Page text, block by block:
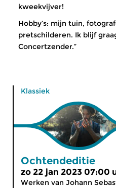
kweekvijver!
Hobby’s: mijn tuin,
pretschilderen. Ik blijf
Concertzender.”
Klassiek
Ochtendeditie
zo 22 jan 2023 07:00
Werken van Johann